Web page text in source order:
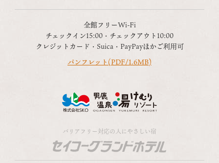
全館フリーWi-Fi
チェックイン15:00・チェックアウト10:00
クレジットカード・Suica・PayPayほかご利用可
パンフレット(PDF/1.6MB)
バリアフリー対応の人にやさしい宿